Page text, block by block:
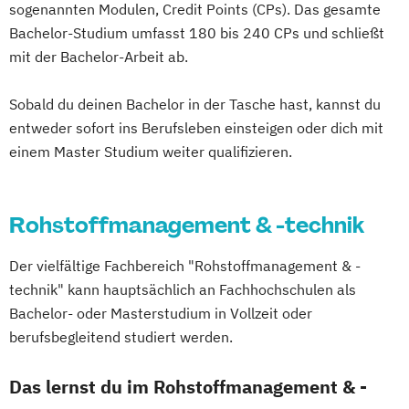
Health Studies*
Health Tech and Clinical Engineering
IT-Security
Integriertes Risikomanagement
Integriertes Sicherheitsmanagement
Logopädie* Molecular Biotechnology
Multilingual Technologies
Nachhaltige Verpackungstechnologie
Nachhaltiges Ressourcenmanagement
Packaging Technology and Sustainability
Wirtschaftswissenschaften
Environmental Sciences - Soil
Forstwirtschaft Forstwissenschaften
Green Building Engineering
Holz- und Naturfasertechnologie
Kulturtechnik und Wasserwirtschaft
Landschaftsplanung und
Landschaftsarchitektur
Lebensmittel- und Biotechnologie
Lebensmittelwissenschaften und -
Limnology & Wetland Management
sogenannten Modulen, Credit Points (CPs). Das gesamte
Bachelor-Studium umfasst 180 bis 240 CPs und schließt
mit der Bachelor-Arbeit ab.
Sobald du deinen Bachelor in der Tasche hast, kannst du
entweder sofort ins Berufsleben einsteigen oder dich mit
einem Master Studium weiter qualifizieren.
Rohstoffmanagement & -technik
Der vielfältige Fachbereich "Rohstoffmanagement & -
technik" kann hauptsächlich an Fachhochschulen als
Bachelor- oder Masterstudium in Vollzeit oder
berufsbegleitend studiert werden.
Das lernst du im Rohstoffmanagement & -